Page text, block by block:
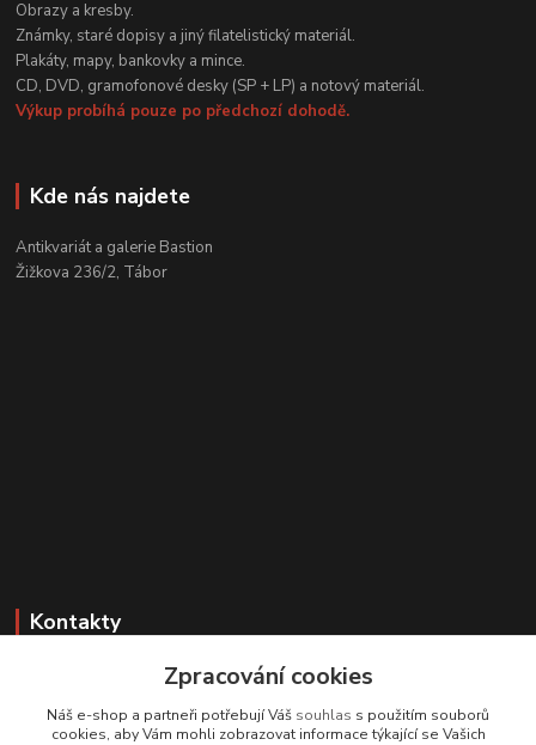
Obrazy a kresby.
Známky, staré dopisy a jiný filatelistický materiál.
Plakáty, mapy, bankovky a mince.
CD, DVD, gramofonové desky (SP + LP) a notový materiál.
Výkup probíhá pouze po předchozí dohodě.
Kde nás najdete
Antikvariát a galerie Bastion
Žižkova 236/2, Tábor
Kontakty
Zákaznická podpora
+420 608 331 344
(Po-Pá, 11-17 hod.; So, 9-12 hod.)
Zpracování cookies
Náš e-shop a partneři potřebují Váš souhlas s použitím souborů
cookies, aby Vám mohli zobrazovat informace týkající se Vašich